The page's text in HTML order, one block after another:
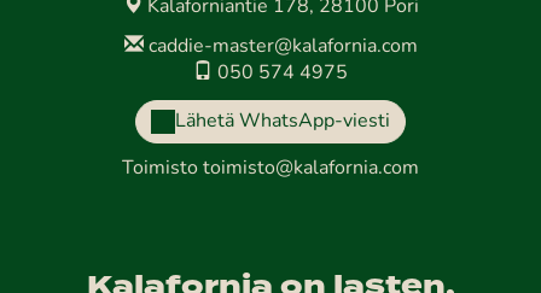
Kalaforniantie 178, 28100 Pori
caddie-master@kalafornia.com
050 574 4975
Lähetä WhatsApp-viesti
Toimisto toimisto@kalafornia.com